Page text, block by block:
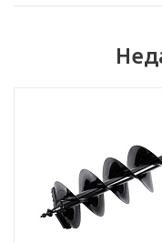
Установка и